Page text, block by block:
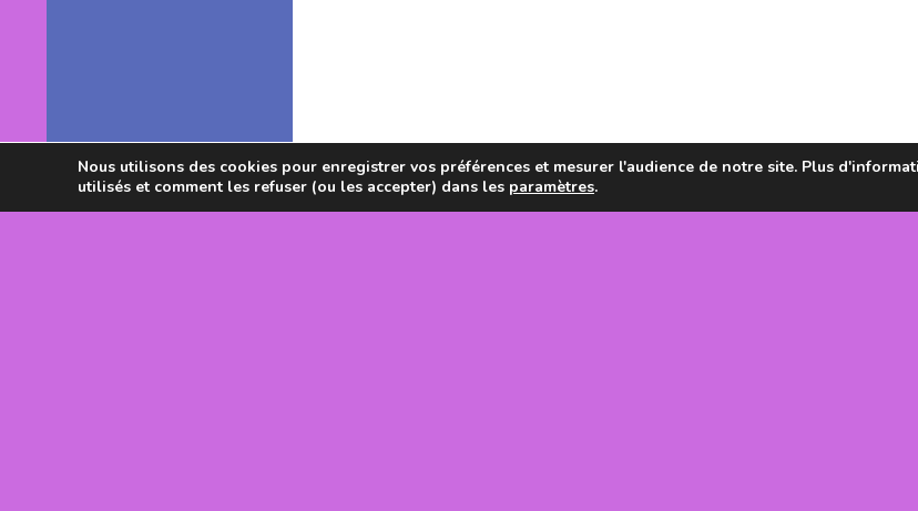
Nous utilisons des cookies pour enregistrer vos préférences et mesurer l'audience de notre site. Plus
utilisés et comment les refuser (ou les accepter) dans les paramètres.